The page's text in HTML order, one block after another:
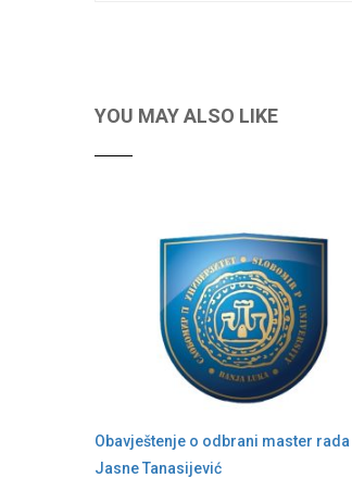
YOU MAY ALSO LIKE
Obavještenje o odbrani master rada
Jasne Tanasijević